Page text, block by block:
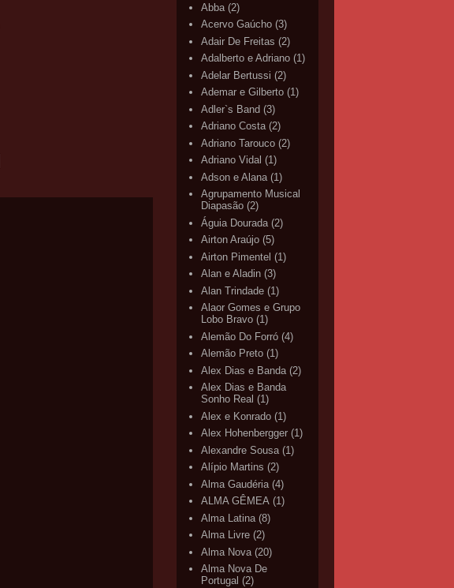
Abba (2)
Acervo Gaúcho (3)
Adair De Freitas (2)
Adalberto e Adriano (1)
Adelar Bertussi (2)
Ademar e Gilberto (1)
Adler`s Band (3)
Adriano Costa (2)
Adriano Tarouco (2)
Adriano Vidal (1)
Adson e Alana (1)
Agrupamento Musical
Diapasão (2)
Águia Dourada (2)
Airton Araújo (5)
Airton Pimentel (1)
Alan e Aladin (3)
Alan Trindade (1)
Alaor Gomes e Grupo
Lobo Bravo (1)
Alemão Do Forró (4)
Alemão Preto (1)
Alex Dias e Banda (2)
Alex Dias e Banda
Sonho Real (1)
Alex e Konrado (1)
Alex Hohenbergger (1)
Alexandre Sousa (1)
Alípio Martins (2)
Alma Gaudéria (4)
ALMA GÊMEA (1)
Alma Latina (8)
Alma Livre (2)
Alma Nova (20)
Alma Nova De
Portugal (2)